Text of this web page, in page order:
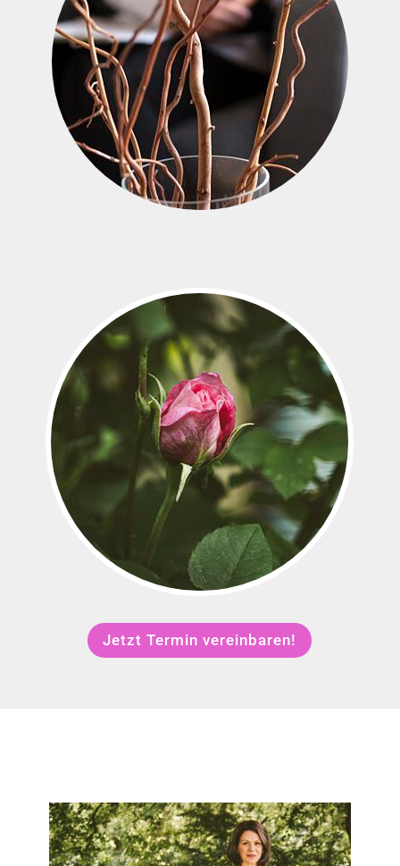
Jetzt Termin vereinbaren!